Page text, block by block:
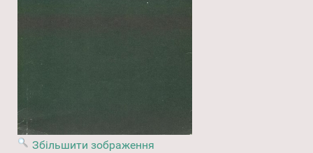
Збільшити зображення